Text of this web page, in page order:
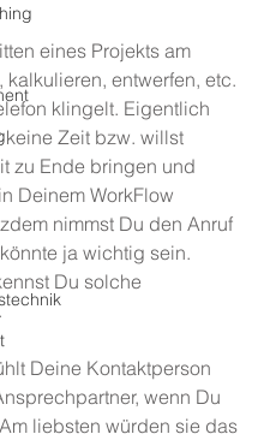
eines Projekts am
kalkulieren, entwerfen, etc.
klingelt. Eigentlich
keine Zeit bzw. willst
zu Ende bringen und
Deinem WorkFlow
nimmst Du den Anruf
ja wichtig sein.
Du solche
Deine Kontaktperson
wenn Du
liebsten würden sie das